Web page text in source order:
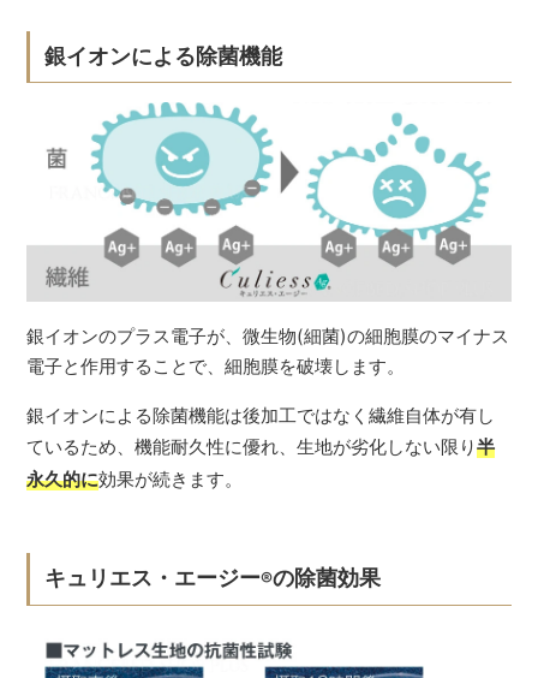
銀イオンによる除菌機能
銀イオンのプラス電子が、微生物(細菌)の細胞膜のマイナス
電子と作用することで、細胞膜を破壊します。
銀イオンによる除菌機能は後加工ではなく繊維自体が有し
ているため、機能耐久性に優れ、生地が劣化しない限り半
永久的に効果が続きます。
キュリエス・エージー®の除菌効果